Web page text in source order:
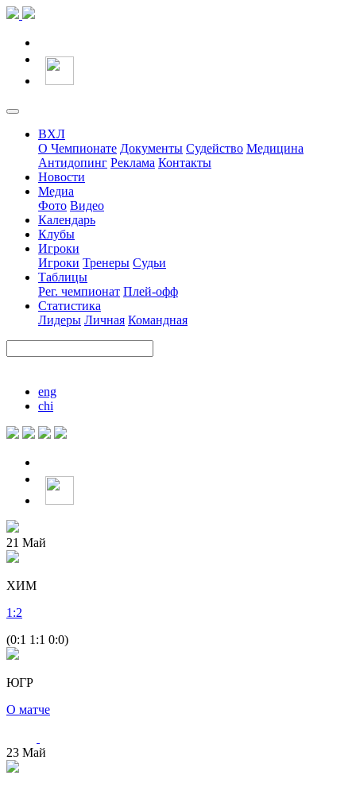
ВХЛ
О Чемпионате Документы Судейство Медицина
Антидопинг Реклама Контакты
Новости
Медиа
Фото Видео
Календарь
Клубы
Игроки
Игроки Тренеры Судьи
Таблицы
Рег. чемпионат Плей-офф
Статистика
Лидеры Личная Командная
eng
chi
21 Май
ХИМ
1 :2
(0:1 1:1 0:0)
ЮГР
О матче
23 Май